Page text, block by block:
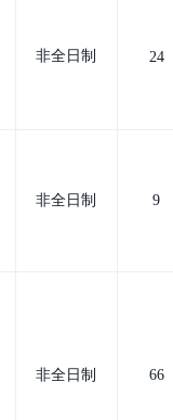
非全日制 24
非全日制 9
非全日制 66